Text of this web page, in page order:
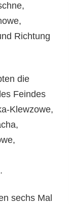
Richtung
die
Feindes
Klewzowe,
sechs Mal